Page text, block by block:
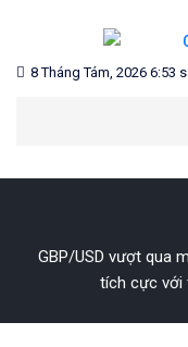
content
CHỨNG
Blog chia sẻ về Chứng
8 Tháng Tám, 2026 6:53
GBP/USD vượt qua
tích cực với